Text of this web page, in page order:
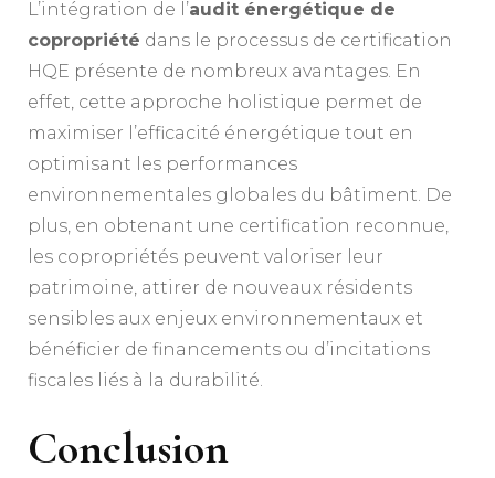
L’intégration de l’audit énergétique de
copropriété dans le processus de certification
HQE présente de nombreux avantages. En
effet, cette approche holistique permet de
maximiser l’efficacité énergétique tout en
optimisant les performances
environnementales globales du bâtiment. De
plus, en obtenant une certification reconnue,
les copropriétés peuvent valoriser leur
patrimoine, attirer de nouveaux résidents
sensibles aux enjeux environnementaux et
bénéficier de financements ou d’incitations
fiscales liés à la durabilité.
Conclusion